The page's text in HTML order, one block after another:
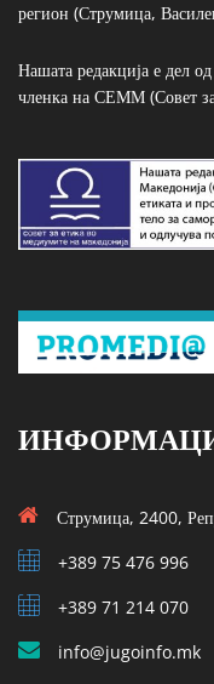
регион (Струмица,
Нашата редакција е дел
членка на СЕММ (Совет
Струмица, 2400,
+389 75 476 996
+389 71 214 070
info@jugoinfo.mk